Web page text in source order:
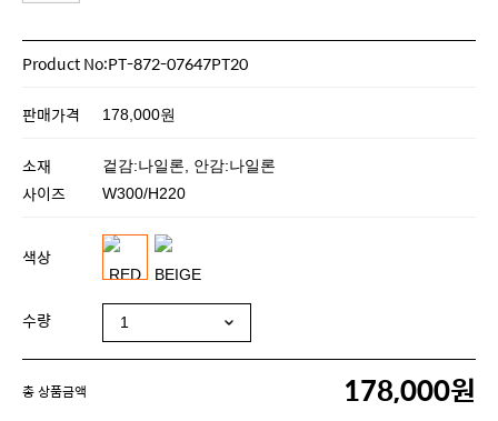
Product No:PT-872-07647PT20
판매가격 178,000원
소재 겉감:나일론, 안감:나일론
사이즈 W300/H220
색상
수량
총 상품금액 178,000원